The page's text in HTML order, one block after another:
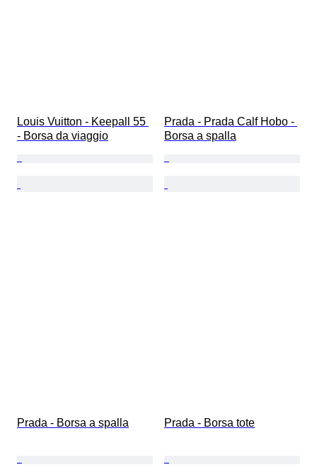
Louis Vuitton - Keepall 55
- Borsa da viaggio
Prada - Prada Calf Hobo -
Borsa a spalla
Prada - Borsa a spalla Prada - Borsa tote